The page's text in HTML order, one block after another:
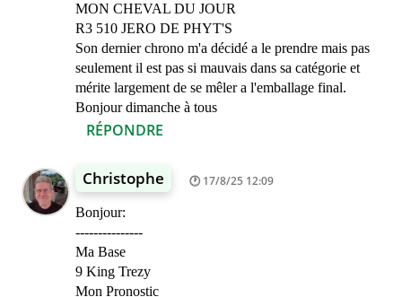
MON CHEVAL DU JOUR
R3 510 JERO DE PHYT'S
Son dernier chrono m'a décidé a le prendre mais pas
seulement il est pas si mauvais dans sa catégorie et
mérite largement de se mêler a l'emballage final.
Bonjour dimanche à tous
RÉPONDRE
Christophe 17/8/25 12:09
Bonjour:
---------------
Ma Base
9 King Trezy
Mon Pronostic